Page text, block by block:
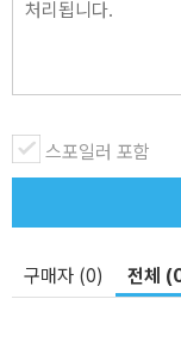
스포일러 포함
구매자 (0) 전체